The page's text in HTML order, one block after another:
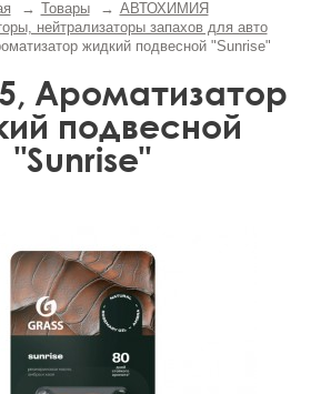
Товары
АВТОХИМИЯ
нейтрализаторы запахов для авто
жидкий подвесной "Sunrise"
Ароматизатор
подвесной
"Sunrise"